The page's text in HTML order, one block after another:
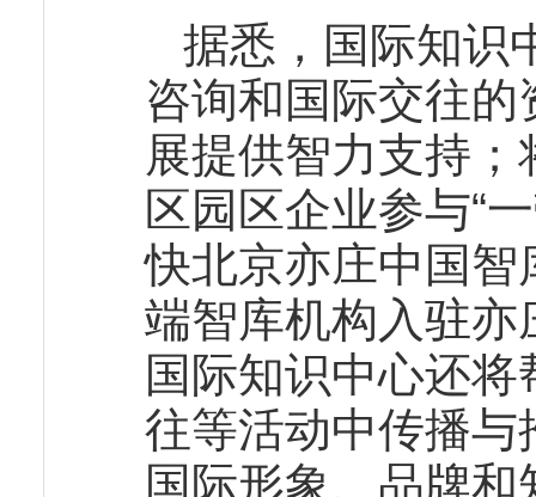
据悉，国际知识
咨询和国际交往
展提供智力支持
区园区企业参与“
快北京亦庄中国
端智库机构入驻
国际知识中心还
往等活动中传播
国际形象、品牌